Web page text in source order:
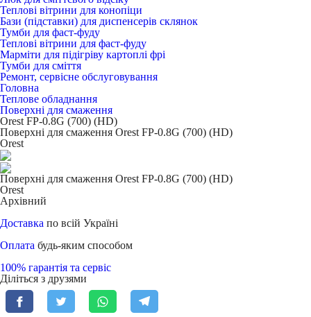
Теплові вітрини для конопіци
Бази (підставки) для диспенсерів склянок
Тумби для фаст-фуду
Теплові вітрини для фаст-фуду
Марміти для підігріву картоплі фрі
Тумби для сміття
Ремонт, сервісне обслуговування
Головна
Теплове обладнання
Поверхні для смаження
Orest FP-0.8G (700) (HD)
Поверхні для смаження Orest FP-0.8G (700) (HD)
Orest
Поверхні для смаження Orest FP-0.8G (700) (HD)
Orest
Архівний
Доставка по всій Україні
Оплата будь-яким способом
100% гарантія та сервіс
Діліться з друзями